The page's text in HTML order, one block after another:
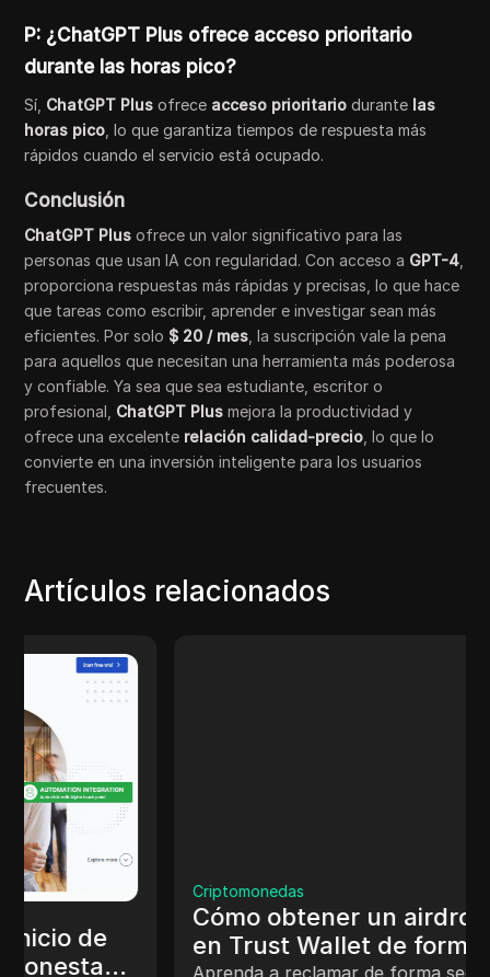
P: ¿ChatGPT Plus ofrece acceso prioritario
durante las horas pico?
Sí, ChatGPT Plus ofrece acceso prioritario durante las
horas pico , lo que garantiza tiempos de respuesta más
rápidos cuando el servicio está ocupado.
Conclusión
ChatGPT Plus ofrece un valor significativo para las
personas que usan IA con regularidad. Con acceso a GPT-4
proporciona respuestas más rápidas y precisas, lo que hace
que tareas como escribir, aprender e investigar sean más
eficientes. Por solo $ 20 / mes , la suscripción vale la pena
para aquellos que necesitan una herramienta más poderosa
y confiable. Ya sea que sea estudiante, escritor o
profesional, ChatGPT Plus mejora la productividad y
ofrece una excelente relación calidad-precio , lo que lo
convierte en una inversión inteligente para los usuarios
frecuentes.
Artículos relacionados
Criptomonedas
Cómo obtener un airdrop gratuito
en Trust Wallet de forma segura